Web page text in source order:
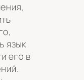
язык
его в